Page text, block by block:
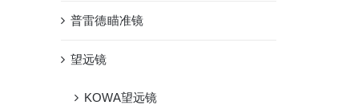
普雷德瞄准镜
望远镜
KOWA望远镜